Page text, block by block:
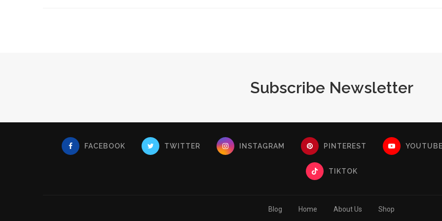
Subscribe Newsletter
FACEBOOK TWITTER INSTAGRAM PINTEREST YOUTUBE
TIKTOK
Blog Home About Us Shop